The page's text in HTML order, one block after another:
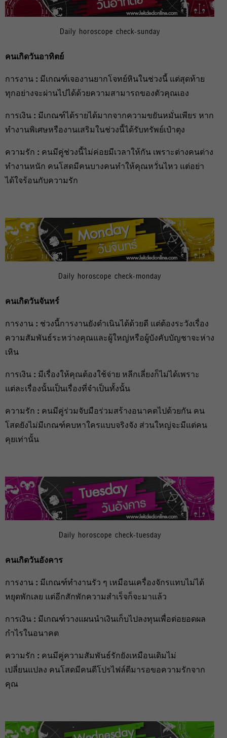
Daily horoscope check-sunday
คนเกิดวันอาทิตย์
การงาน : มีเกณฑ์เจองานยากโจทย์หินในช่วงนี้ แต่สุดท้าย
ทุกอย่างจะผ่านไปได้ด้วยความสามารถของตัวคุณเอง
การเงิน : มีเกณฑ์ได้รายได้มากจากความขยันหมั่นเพียร หาก
ทำงานพิเศษหรืองานเสริมในช่วงนี้ได้รับทรัพย์เป๋าตุง
ความรัก : คนมีคู่ช่วงนี้ไม่ค่อยมีเวลาให้กัน เพราะต่างคนต่าง
ทำงานหนัก คนโสดมีคนบางคนทำให้คุณหวั่นไหว แต่อย่า
ได้ใจร้อนกับความรัก
Daily horoscope check-monday
คนเกิดวันจันทร์
การงาน : ช่วงนี้การงานยังดำเนินได้ด้วยดี แต่ต้องระวังเรื่อง
ความสัมพันธ์ระหว่างคุณและผู้ใหญ่หรือผู้บังคับบัญชาจะห่าง
เหิน
การเงิน : มีเรื่องให้คุณต้องใช้จ่าย หลีกเลี่ยงก็ไม่ได้เพราะ
แต่ละเรื่องนั้นเป็นเรื่องที่จำเป็นทั้งนั้น
ความรัก : คนมีคู่ร่วมจับมือร่วมสร้างอนาคตไปด้วยกัน คน
โสดยังไม่มีเกณฑ์คบหาใครแบบจริงจัง ส่วนใหญ่จะมีแต่คน
คุยเท่านั้น
Daily horoscope check-tuesday
คนเกิดวันอังคาร
การงาน : มีเกณฑ์ทำงานรัว ๆ เหมือนเครื่องจักรแทบไม่ได้
หยุดพักเลย แต่อีกสักพักความสำเร็จก็จะมาแล้ว
การเงิน : มีเกณฑ์วางแผนนำเงินเก็บไปลงทุนเพื่อต่อยอดผล
กำไรในอนาคต
ความรัก : คนมีคู่ความสัมพันธ์รักยังเหมือนเดิมไม่
เปลี่ยนแปลง คนโสดมีคนดีโปรไฟล์ดีมารอขอความรักจาก
คุณ